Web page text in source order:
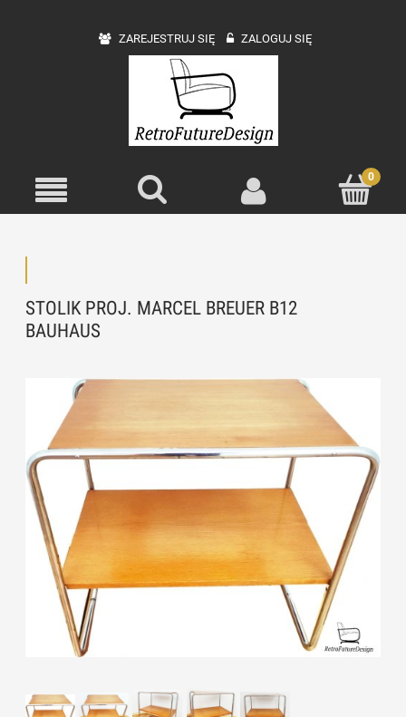
ZAREJESTRUJ SIĘ ZALOGUJ SIĘ
STOLIK PROJ. MARCEL BREUER B12
BAUHAUS